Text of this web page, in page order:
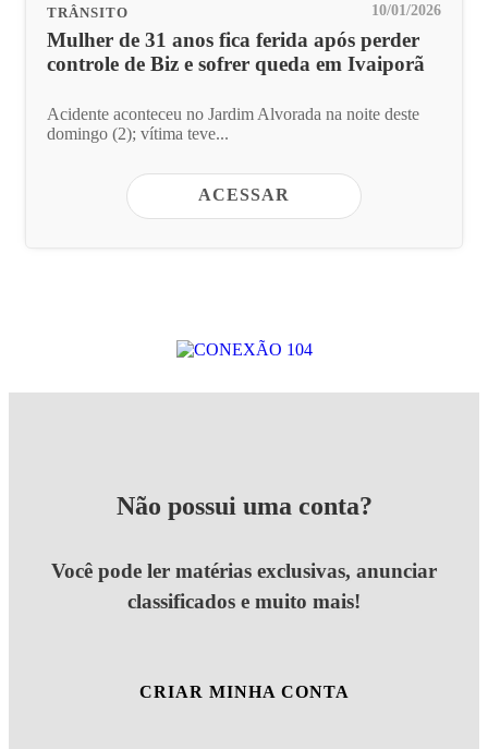
TRÂNSITO 10/01/2026
Mulher de 31 anos fica ferida após perder
controle de Biz e sofrer queda em Ivaiporã
Acidente aconteceu no Jardim Alvorada na noite deste
domingo (2); vítima teve...
ACESSAR
Não possui uma conta?
Você pode ler matérias exclusivas, anunciar
classificados e muito mais!
CRIAR MINHA CONTA